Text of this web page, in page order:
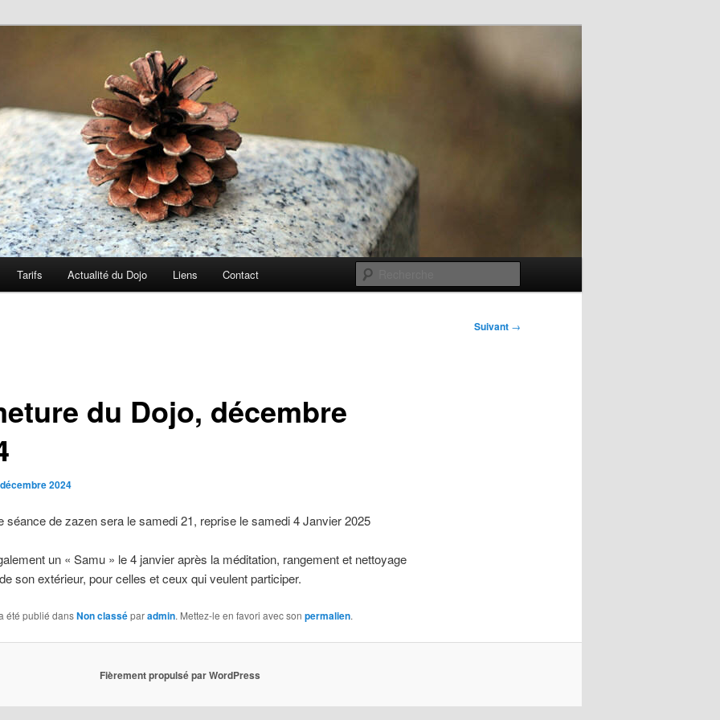
Tarifs Actualité du Dojo Liens Contact
Suivant →
du Dojo, décembre
2024
séance de zazen sera le samedi 21, reprise le samedi 4 Janvier 2025
un « Samu » le 4 janvier après la méditation, rangement et nettoyage
son extérieur, pour celles et ceux qui veulent participer.
été publié dansNon classéparadmin. Mettez-le en favori avec son permalien.
Fièrement propulsé par WordPress